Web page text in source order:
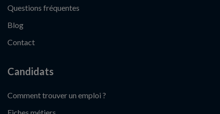
Questions fréquentes
Blog
Contact
Candidats
Comment trouver un emploi ?